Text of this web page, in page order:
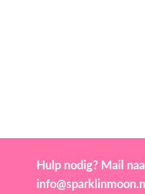
Hulp nodig? Mail
info@sparklinmoon.nl